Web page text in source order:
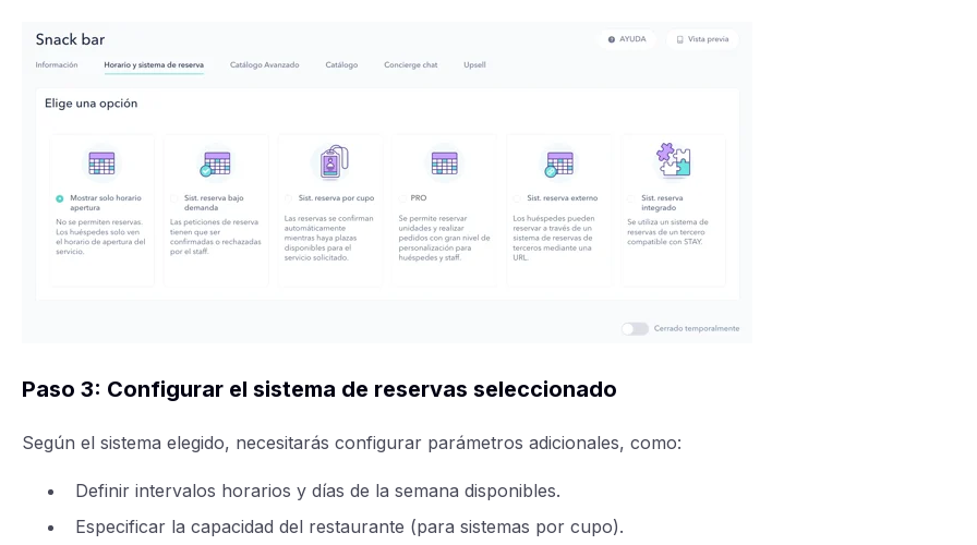
Paso 3: Configurar el sistema de reservas seleccionado
Según el sistema elegido, necesitarás configurar parámetros adicionales, como:
Definir intervalos horarios y días de la semana disponibles.
Especificar la capacidad del restaurante (para sistemas por cupo).